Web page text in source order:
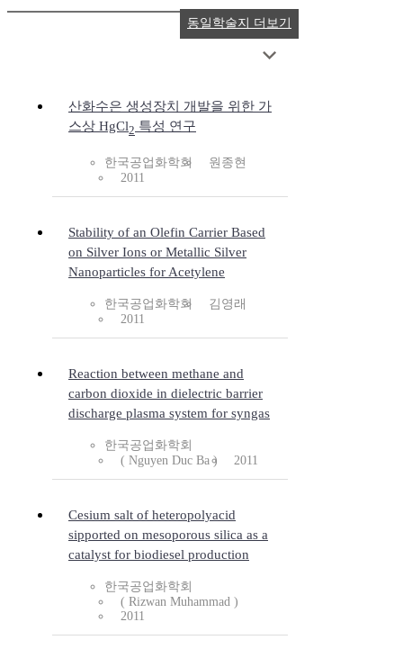
산화수은 생성장치 개발을 위한 가
스상 HgCl2 특성 연구
한국공업화학회
원종현
2011
Stability of an Olefin Carrier Based
on Silver Ions or Metallic Silver
Nanoparticles for Acetylene
한국공업화학회
김영래
2011
Reaction between methane and
carbon dioxide in dielectric barrier
discharge plasma system for syngas
한국공업화학회
( Nguyen Duc Ba )
2011
Cesium salt of heteropolyacid
sipported on mesoporous silica as a
catalyst for biodiesel production
한국공업화학회
( Rizwan Muhammad )
2011
동일학술지 더보기